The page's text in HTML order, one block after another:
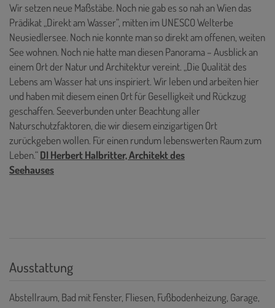
Wir setzen neue Maßstäbe. Noch nie gab es so nah an Wien das
Prädikat „Direkt am Wasser“, mitten im UNESCO Welterbe
Neusiedlersee. Noch nie konnte man so direkt am offenen, weiten
See wohnen. Noch nie hatte man diesen Panorama – Ausblick an
einem Ort der Natur und Architektur vereint. „Die Qualität des
Lebens am Wasser hat uns inspiriert. Wir leben und arbeiten hier
und haben mit diesem einen Ort für Geselligkeit und Rückzug
geschaffen. Seeverbunden unter Beachtung aller
Naturschutzfaktoren, die wir diesem einzigartigen Ort
zurückgeben wollen. Für einen rundum lebenswerten Raum zum
Leben.“DI Herbert Halbritter, Architekt des
Seehauses
Ausstattung
Abstellraum Bad mit Fenster Fliesen Fußbodenheizung Garage